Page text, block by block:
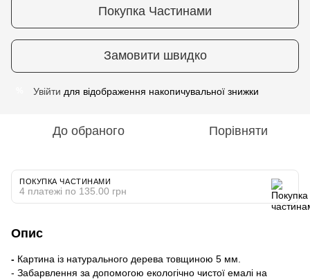
Покупка Частинами
Замовити швидко
Увійти для відображення накопичувальної знижки
До обраного Порівняти
ПОКУПКА ЧАСТИНАМИ
4 платежі по 135.00 грн
Опис
- Картина із натурального дерева товщиною 5 мм.
- Забарвлення за допомогою екологічно чистої емалі на